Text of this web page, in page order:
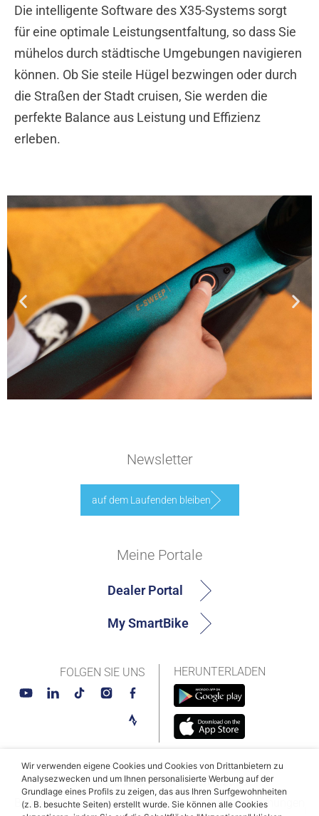
Die intelligente Software des X35-Systems sorgt
für eine optimale Leistungsentfaltung, so dass Sie
mühelos durch städtische Umgebungen navigieren
können. Ob Sie steile Hügel bezwingen oder durch
die Straßen der Stadt cruisen, Sie werden die
perfekte Balance aus Leistung und Effizienz
erleben.
Newsletter
auf dem Laufenden bleiben
HERUNTERLADEN
Meine Portale
Dealer Portal
My SmartBike
FOLGEN SIE UNS
© MAHLE SmartBike Systems 2026
Bedingungen und KonditionenDatenschutzbestimmungen
Wir verwenden eigene Cookies und Cookies von Drittanbietern zu
Analysezwecken und um Ihnen personalisierte Werbung auf der
Grundlage eines Profils zu zeigen, das aus Ihren Surfgewohnheiten
(z. B. besuchte Seiten) erstellt wurde. Sie können alle Cookies